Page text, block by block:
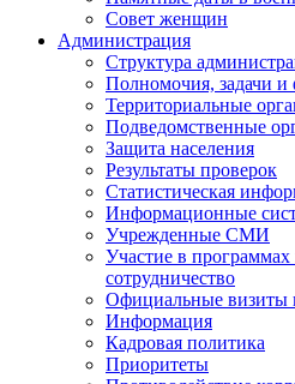
Совет женщин
Администрация
Структура
Полномочия, задачи
Территориальные
Подведомственные
Защита населения
Результаты проверок
Статистическая
Информационные
Учрежденные СМИ
Участие в
сотрудничество
Официальные визиты
Информация
Кадровая политика
Приоритеты